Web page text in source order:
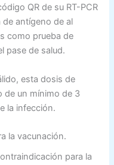
QR de su RT-PCR
antígeno de al
como prueba de
pase de salud.
esta dosis de
de un mínimo de 3
la infección.
la vacunación.
para la